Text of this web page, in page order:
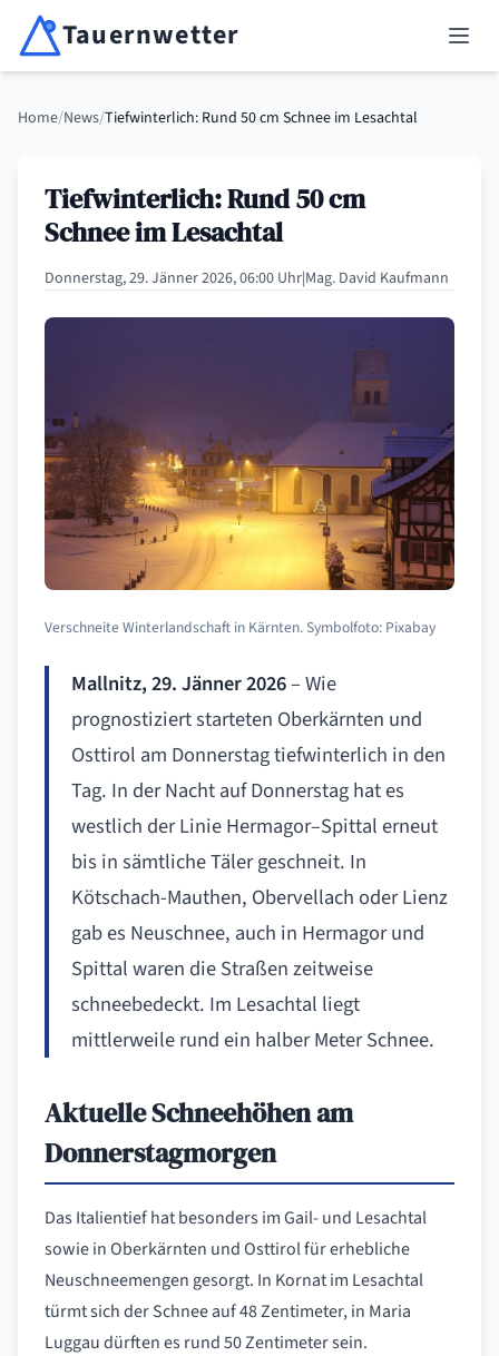
Tauernwetter
Unabhängiger Wetterdienst für Kärnten, Osttirol & Alpenregion
Home/News/Tiefwinterlich: Rund 50 cm Schnee im Lesachtal
Tiefwinterlich: Rund 50 cm
Schnee im Lesachtal
Donnerstag, 29. Jänner 2026, 06:00 Uhr|Mag. David Kaufmann
Verschneite Winterlandschaft in Kärnten. Symbolfoto: Pixabay
Mallnitz, 29. Jänner 2026– Wie
prognostiziert starteten Oberkärnten und
Osttirol am Donnerstag tiefwinterlich in den
Tag. In der Nacht auf Donnerstag hat es
westlich der Linie Hermagor–Spittal erneut
bis in sämtliche Täler geschneit. In
Kötschach-Mauthen, Obervellach oder Lienz
gab es Neuschnee, auch in Hermagor und
Spittal waren die Straßen zeitweise
schneebedeckt. Im Lesachtal liegt
mittlerweile rund ein halber Meter Schnee.
Aktuelle Schneehöhen am
Donnerstagmorgen
Das Italientief hat besonders im Gail- und Lesachtal
sowie in Oberkärnten und Osttirol für erhebliche
Neuschneemengen gesorgt. In Kornat im Lesachtal
türmt sich der Schnee auf 48 Zentimeter, in Maria
Luggau dürften es rund 50 Zentimeter sein.